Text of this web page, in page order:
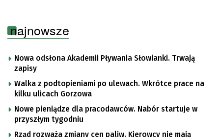
najnowsze
Nowa odsłona Akademii Pływania Słowianki. Trwają
zapisy
Walka z podtopieniami po ulewach. Wkrótce prace na
kilku ulicach Gorzowa
Nowe pieniądze dla pracodawców. Nabór startuje w
przyszłym tygodniu
Rząd rozważa zmiany cen paliw. Kierowcy nie mają